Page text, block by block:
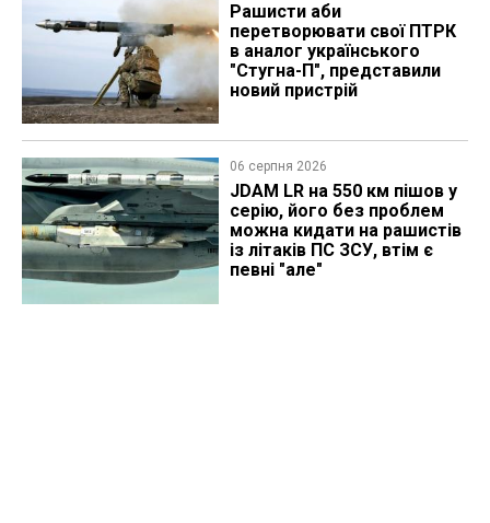
Рашисти аби
перетворювати свої ПТРК
в аналог українського
"Стугна-П", представили
новий пристрій
06 серпня 2026
JDAM LR на 550 км пішов у
серію, його без проблем
можна кидати на рашистів
із літаків ПС ЗСУ, втім є
певні "але"